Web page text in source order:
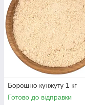
Борошно кунжуту 1 кг
Готово до відправки